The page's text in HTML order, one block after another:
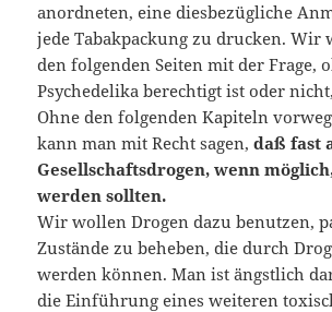
anordneten, eine diesbezügliche
jede Tabakpackung zu drucken. Wir
den folgenden Seiten mit der Frage,
Psychedelika berechtigt ist oder
Ohne den folgenden Kapiteln
kann man mit Recht sagen,daß fast
Gesellschaftsdrogen, wenn
werden sollten.
Wir wollen Drogen dazu benutzen,
Zustände zu beheben, die durch
werden können. Man ist ängstlich
die Einführung eines weiteren